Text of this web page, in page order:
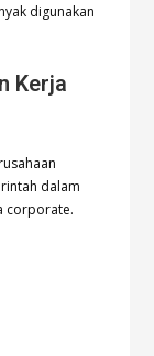
digunakan
Kerja
dalam
corporate.